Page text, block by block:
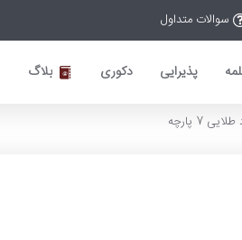
سوالات متداول
پذیرایی دکوری بلاگ
7 پارچه